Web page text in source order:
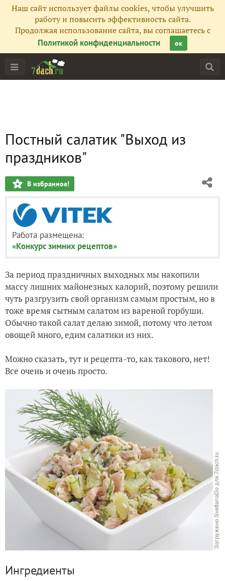
Наш сайт использует файлы cookies, чтобы улучшить
работу и повысить эффективность сайта.
Продолжая использование сайта, вы соглашаетесь с
Политикой конфиденциальности
ок
Постный салатик "Выход из
праздников"
В избранное!
Работа размещена:
«Конкурс зимних рецептов»
За период праздничных выходных мы накопили
массу лишних майонезных калорий, поэтому решили
чуть разгрузить свой организм самым простым, но в
тоже время сытным салатом из вареной горбуши.
Обычно такой салат делаю зимой, потому что летом
овощей много, едим салатики из них.
Можно сказать, тут и рецепта-то, как такового, нет!
Все очень и очень просто.
Ингредиенты